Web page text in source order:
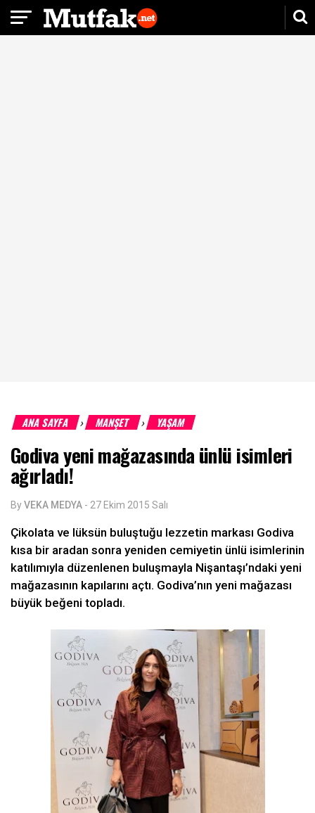
ANA SAYFA › MANŞET › YAŞAM
Godiva yeni mağazasında ünlü isimleri
ağırladı!
ByVEKA MEDYA - 27 Ekim 2015 Salı
Çikolata ve lüksün buluştuğu lezzetin markası Godiva
kısa bir aradan sonra yeniden cemiyetin ünlü isimlerinin
katılımıyla düzenlenen buluşmayla Nişantaşı’ndaki yeni
mağazasının kapılarını açtı. Godiva’nın yeni mağazası
büyük beğeni topladı.